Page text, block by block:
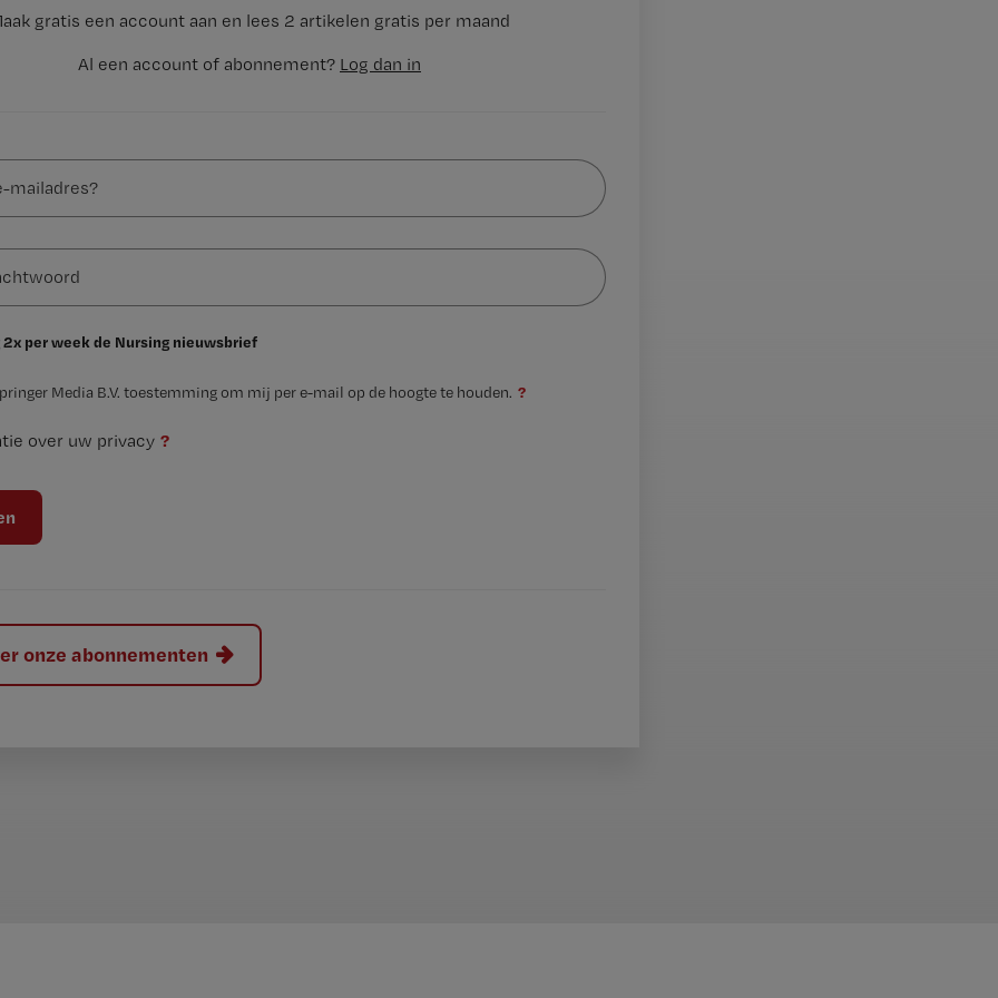
gratis een account aan en lees 2 artikelen gratis per maand
Al een account of abonnement? Log dan in
2x per week de Nursing nieuwsbrief
Media B.V. toestemming om mij per e-mail op de hoogte te houden. ?
over uw privacy ?
onze abonnementen